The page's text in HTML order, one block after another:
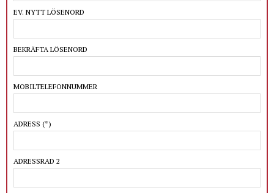
EV. NYTT LÖSENORD
BEKRÄFTA LÖSENORD
MOBILTELEFONNUMMER
ADRESS (*)
ADRESSRAD 2